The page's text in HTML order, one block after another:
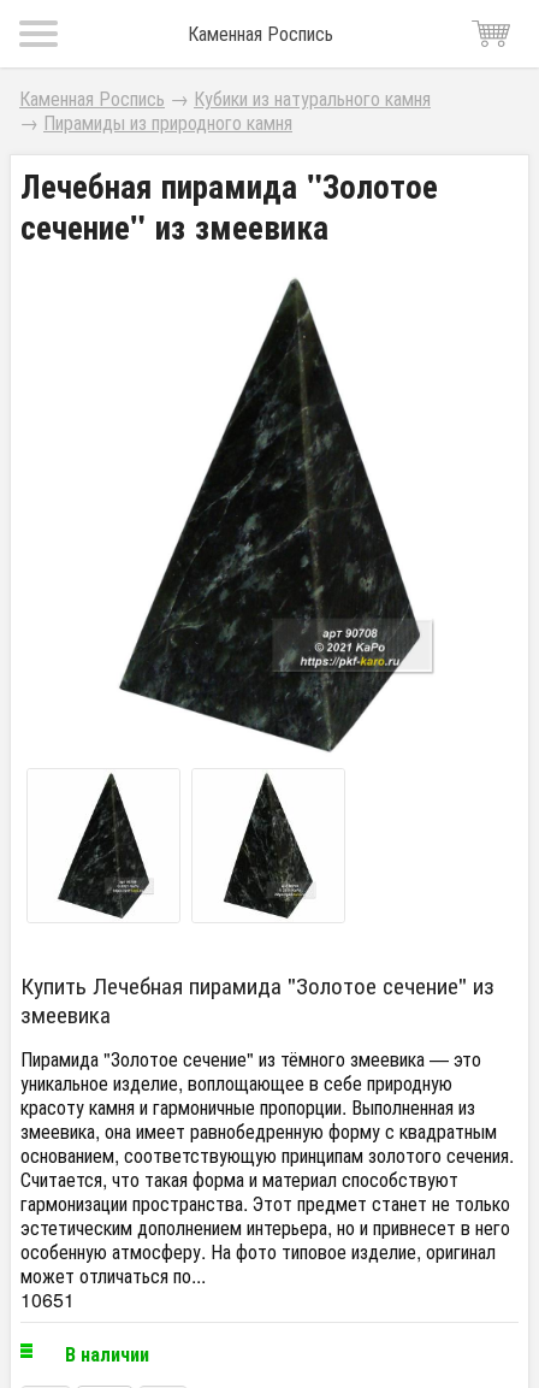
Каменная Роспись
Каменная Роспись → Кубики из натурального камня
→ Пирамиды из природного камня
Лечебная пирамида "Золотое
сечение" из змеевика
Купить Лечебная пирамида "Золотое сечение" из
змеевика
Пирамида "Золотое сечение" из тёмного змеевика — это
уникальное изделие, воплощающее в себе природную
красоту камня и гармоничные пропорции. Выполненная из
змеевика, она имеет равнобедренную форму с квадратным
основанием, соответствующую принципам золотого сечения.
Считается, что такая форма и материал способствуют
гармонизации пространства. Этот предмет станет не только
эстетическим дополнением интерьера, но и привнесет в него
особенную атмосферу. На фото типовое изделие, оригинал
может отличаться по...
10651
В наличии